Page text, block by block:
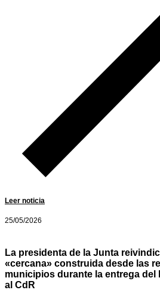
Leer noticia
25/05/2026
La presidenta de la Junta
«cercana» construida desde las
municipios durante la entrega del
al CdR